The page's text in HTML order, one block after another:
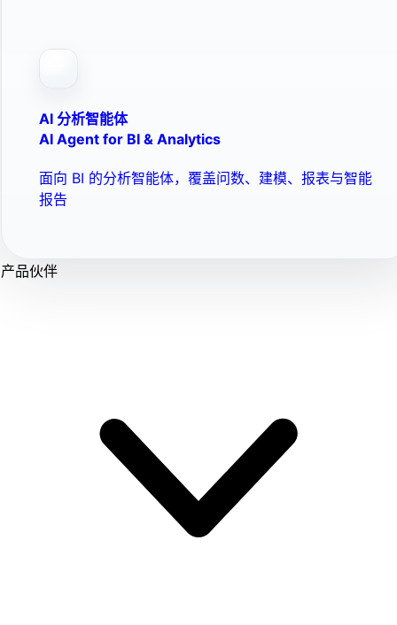
AI 分析智能体
AI Agent for BI & Analytics
面向 BI 的分析智能体，覆盖问数、建模、报表与智能
报告
产品伙伴